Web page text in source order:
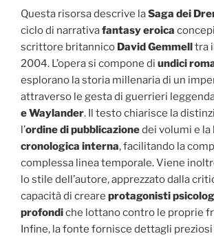
Questa risorsa descrive laSaga dei
ciclo di narrativafantasy eroica
scrittore britannico David Gemmelltra
2004. L’opera si compone di undici
esplorano la storia millenaria di un
attraverso le gesta di guerrieri
e Waylander. Il testo chiarisce la
l’ordine di pubblicazionedei volumi e la
cronologica interna, facilitando la
complessa linea temporale. Viene
lo stile dell’autore, apprezzato dalla
capacità di creare protagonisti
profondiche lottano contro le proprie
Infine, la fonte fornisce dettagli